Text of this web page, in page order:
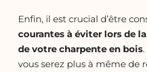
Enfin, il est crucial d’être
courantes à éviter lors de
de votre charpente en bois
vous serez plus à même de